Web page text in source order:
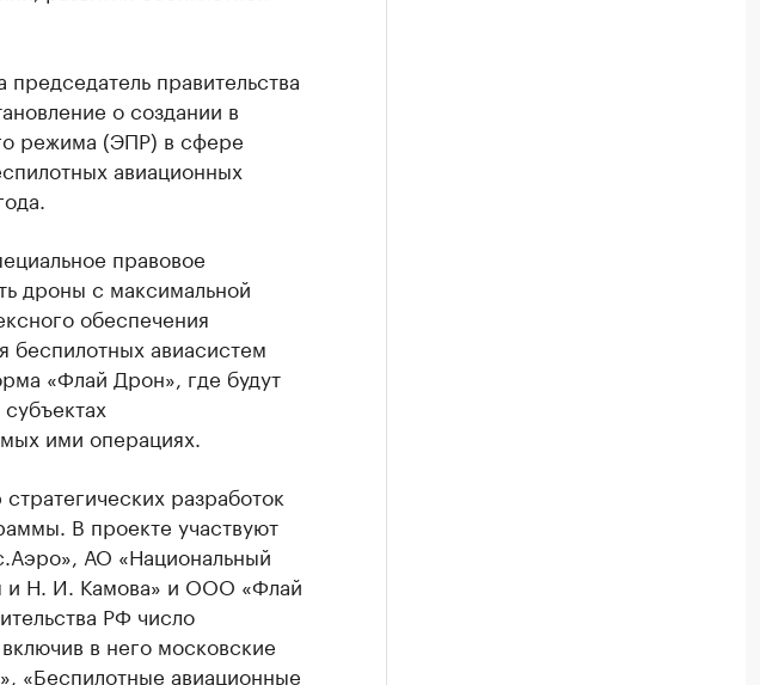
правительства
о создании в
режима (ЭПР) в сфере
авиационных
правовое
дроны с максимальной
обеспечения
беспилотных авиасистем
«Флай Дрон», где будут
ими операциях.
разработок
В проекте участвуют
АО «Национальный
и Н. И. Камова» и ООО «Флай
РФ число
, включив в него московские
«Беспилотные авиационные